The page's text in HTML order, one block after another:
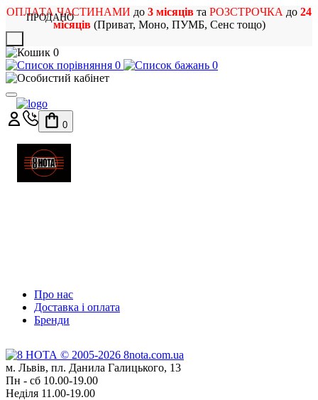
ОПЛАТА ЧАСТИНАМИ до 3 місяців та РОЗСТРОЧКА до 24
місяців(Приват, Моно, ПУМБ, Сенс тощо)
0
0
0
0
Про нас
Доставка і оплата
Бренди
м. Львів, пл. Данила Галицького, 13
Пн - сб 10.00-19.00
Неділя 11.00-19.00
ПРОДАНО